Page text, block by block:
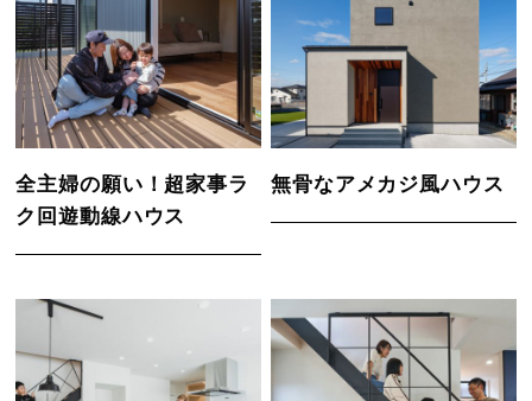
全主婦の願い！超家事ラ
ク回遊動線ハウス
無骨なアメカジ風ハウス